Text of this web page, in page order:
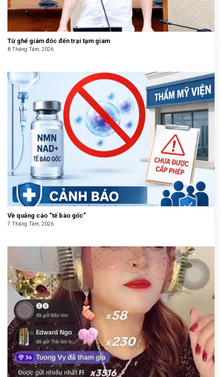
Từ ghế giám đốc đến trại tạm giam
8 Tháng Tám, 2026
Về quảng cáo “tế bào gốc”
7 Tháng Tám, 2026